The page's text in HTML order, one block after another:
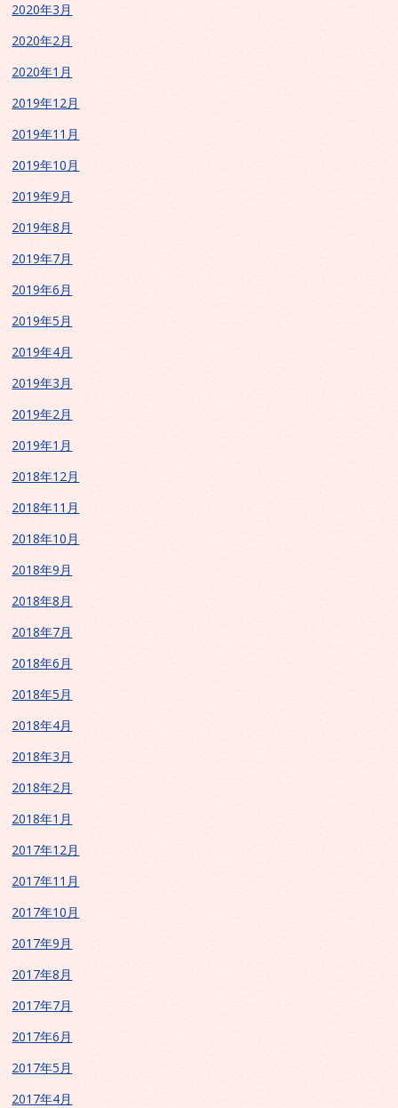
2020年3月
2020年2月
2020年1月
2019年12月
2019年11月
2019年10月
2019年9月
2019年8月
2019年7月
2019年6月
2019年5月
2019年4月
2019年3月
2019年2月
2019年1月
2018年12月
2018年11月
2018年10月
2018年9月
2018年8月
2018年7月
2018年6月
2018年5月
2018年4月
2018年3月
2018年2月
2018年1月
2017年12月
2017年11月
2017年10月
2017年9月
2017年8月
2017年7月
2017年6月
2017年5月
2017年4月